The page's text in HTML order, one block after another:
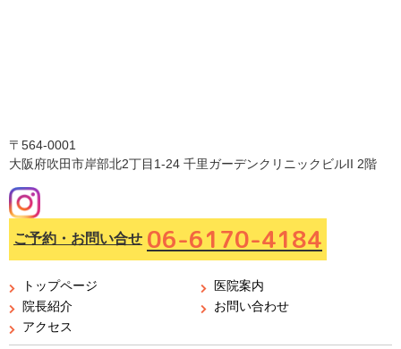
〒564-0001
大阪府吹田市岸部北2丁目1-24 千里ガーデンクリニックビルII 2階
ご予約・お問い合せ 06-6170-4184
トップページ
医院案内
院長紹介
お問い合わせ
アクセス